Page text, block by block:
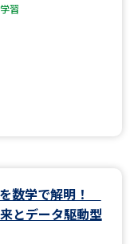
イブ
取扱規定
ル進学カタログ
習
数学で解明！
とデータ駆動型